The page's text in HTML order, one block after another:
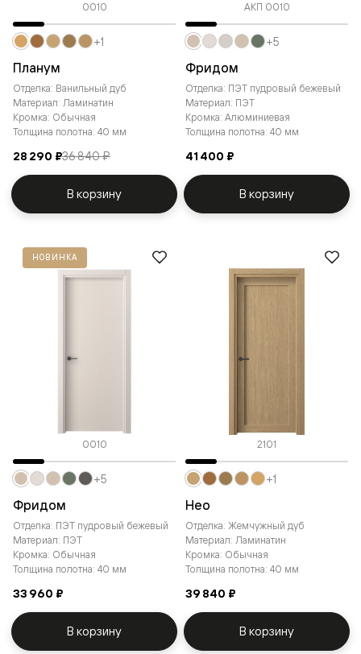
0010
Планум
Отделка: Ванильный дуб
Материал: Ламинатин
Кромка: Обычная
Толщина полотна: 40 мм
28 290 ₽36 840 ₽
+1
В корзину
АКП 0010
Фридом
Отделка: ПЭТ пудровый бежевый
Материал: ПЭТ
Кромка: Алюминиевая
Толщина полотна: 40 мм
41 400 ₽
+5
В корзину
НОВИНКА
0010
Фридом
Отделка: ПЭТ пудровый бежевый
Материал: ПЭТ
Кромка: Обычная
Толщина полотна: 40 мм
33 960 ₽
+5
В корзину
2101
Нео
Отделка: Жемчужный дуб
Материал: Ламинатин
Кромка: Обычная
Толщина полотна: 40 мм
39 840 ₽
+1
В корзину